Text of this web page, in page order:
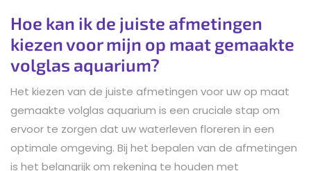
Hoe kan ik de juiste afmetingen
kiezen voor mijn op maat gemaakte
volglas aquarium?
Het kiezen van de juiste afmetingen voor uw op maat
gemaakte volglas aquarium is een cruciale stap om
ervoor te zorgen dat uw waterleven floreren in een
optimale omgeving. Bij het bepalen van de afmetingen
is het belangrijk om rekening te houden met